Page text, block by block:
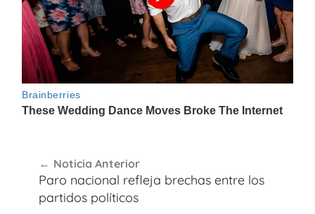
de
entradas
Noticia Anterior
Paro nacional refleja brechas entre los
partidos políticos